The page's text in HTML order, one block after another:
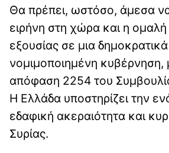
Θα πρέπει, ωστόσο, άμεσα να
ειρήνη στη χώρα και η
εξουσίας σε μια δημοκρατικά
νομιμοποιημένη κυβέρνηση,
απόφαση 2254 του
Η Ελλάδα υποστηρίζει την
εδαφική ακεραιότητα και
Συρίας.